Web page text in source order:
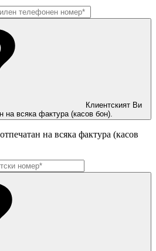
Клиентският Ви
на всяка фактура (касов бон).
на всяка фактура (касов